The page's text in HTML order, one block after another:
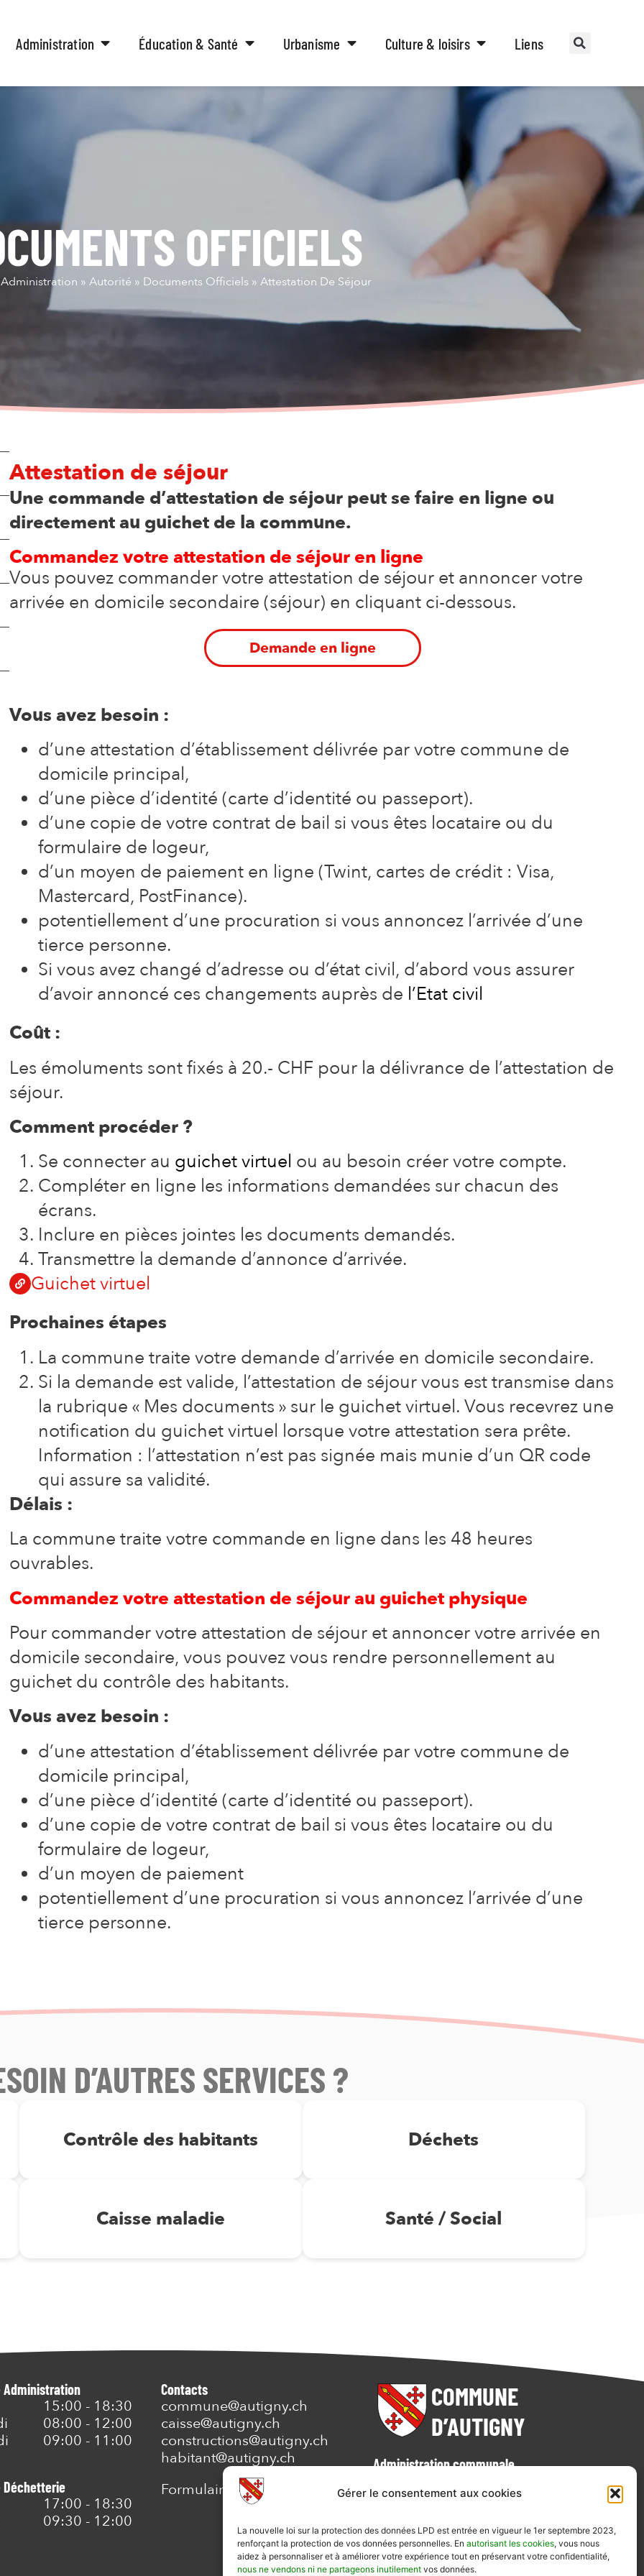
Gérer le consentement aux cookies
La nouvelle loi sur la protection des données LPD est entrée en vigueur le 1er septembre 2023,
renforçant la protection de vos données personnelles. En autorisant les cookies, vous nous
aidez à personnaliser et à améliorer votre expérience tout en préservant votre confidentialité,
nous ne vendons ni ne partageons inutilement vos données.
Administration Éducation & Santé Urbanisme Culture & loisirs Liens
OFFICIELS
Administration » Autorité » Documents Officiels » Attestation De Séjour
Attestation de séjour
Une commande d’attestation de séjour peut se faire en ligne ou
directement au guichet de la commune.
Commandez votre attestation de séjour en ligne
Vous pouvez commander votre attestation de séjour et annoncer votre
arrivée en domicile secondaire (séjour) en cliquant ci-dessous.
Demande en ligne
Vous avez besoin :
d’une attestation d’établissement délivrée par votre commune de
domicile principal,
d’une pièce d’identité (carte d’identité ou passeport).
d’une copie de votre contrat de bail si vous êtes locataire ou du
formulaire de logeur,
d’un moyen de paiement en ligne (Twint, cartes de crédit : Visa,
Mastercard, PostFinance).
potentiellement d’une procuration si vous annoncez l’arrivée d’une
tierce personne.
Si vous avez changé d’adresse ou d’état civil, d’abord vous assurer
d’avoir annoncé ces changements auprès de l’Etat civil
Coût :
Les émoluments sont fixés à 20.- CHF pour la délivrance de l’attestation de
séjour.
Comment procéder ?
Se connecter au guichet virtuel ou au besoin créer votre compte.
Compléter en ligne les informations demandées sur chacun des
écrans.
Inclure en pièces jointes les documents demandés.
Transmettre la demande d’annonce d’arrivée.
Guichet virtuel
Prochaines étapes
La commune traite votre demande d’arrivée en domicile secondaire.
Si la demande est valide, l’attestation de séjour vous est transmise dans
la rubrique « Mes documents » sur le guichet virtuel. Vous recevrez une
notification du guichet virtuel lorsque votre attestation sera prête.
Information : l’attestation n’est pas signée mais munie d’un QR code
qui assure sa validité.
Délais :
La commune traite votre commande en ligne dans les 48 heures
ouvrables.
Commandez votre attestation de séjour au guichet physique
Pour commander votre attestation de séjour et annoncer votre arrivée en
domicile secondaire, vous pouvez vous rendre personnellement au
guichet du contrôle des habitants.
Vous avez besoin :
d’une attestation d’établissement délivrée par votre commune de
domicile principal,
d’une pièce d’identité (carte d’identité ou passeport).
d’une copie de votre contrat de bail si vous êtes locataire ou du
formulaire de logeur,
d’un moyen de paiement
potentiellement d’une procuration si vous annoncez l’arrivée d’une
tierce personne.
D’AUTRES SERVICES ?
Contrôle des habitants Déchets
Caisse maladie Santé / Social
Administration
15:00 - 18:30
08:00 - 12:00
09:00 - 11:00
Déchetterie
17:00 - 18:30
09:30 - 12:00
Contacts
commune@autigny.ch
caisse@autigny.ch
constructions@autigny.ch
habitant@autigny.ch
Formulaire de contact
COMMUNE
D’AUTIGNY
Administration communale
Route de Chénens 12
026.477.16.25